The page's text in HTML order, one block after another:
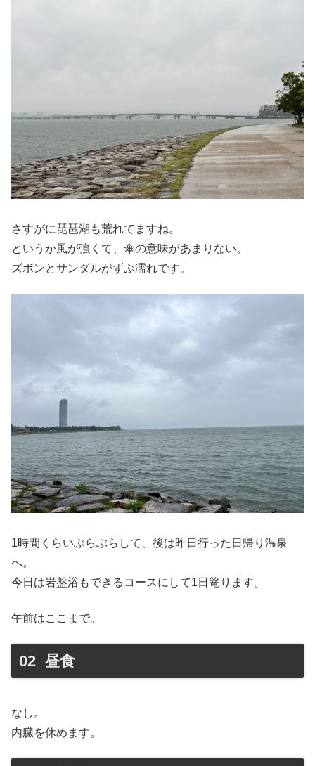
さすがに琵琶湖も荒れてますね。
というか風が強くて、傘の意味があまりない。
ズボンとサンダルがずぶ濡れです。
1時間くらいぶらぶらして、後は昨日行った日帰り温泉
へ。
今日は岩盤浴もできるコースにして1日篭ります。
午前はここまで。
02_昼食
なし。
内臓を休めます。